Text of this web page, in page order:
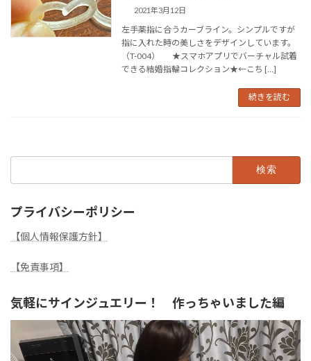
2021年3月12日
左手薬指に合うカーブライン。シンプルですが
指に入れた時の美しさをデザインしています。
（T-004） ★スマホアプリでバーチャル試着
できる結婚指輪コレクション★←こち […]
続きを読む
プライバシーポリシー
【個人情報保護方針】
【免責事項】
気軽にサインジュエリー！ 作っちゃいました編
画
プ